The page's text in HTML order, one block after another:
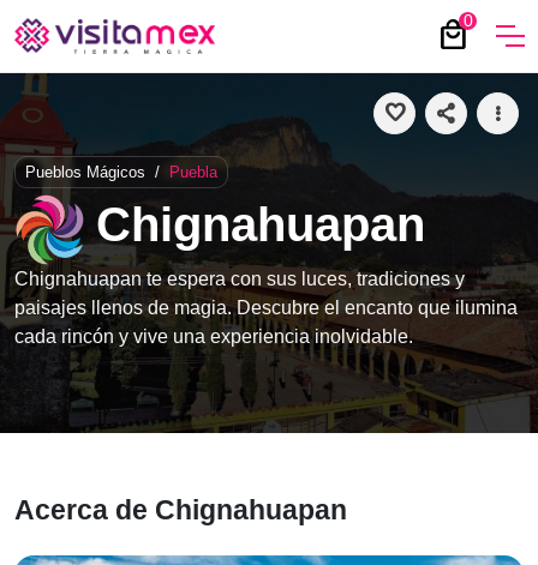
0
local_mall
favorite share more_vert
Pueblos Mágicos / Puebla
Chignahuapan
Chignahuapan te espera con sus luces, tradiciones y
paisajes llenos de magia. Descubre el encanto que ilumina
cada rincón y vive una experiencia inolvidable.
Acerca de Chignahuapan